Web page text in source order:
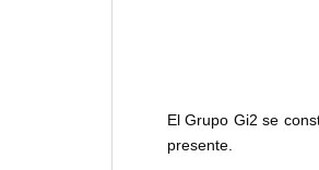
El Grupo Gi2 se
presente.